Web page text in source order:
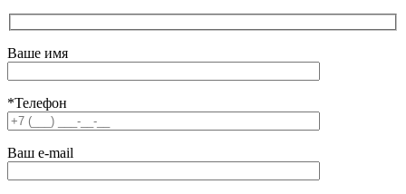
Ваше имя
*Телефон
Ваш e-mail